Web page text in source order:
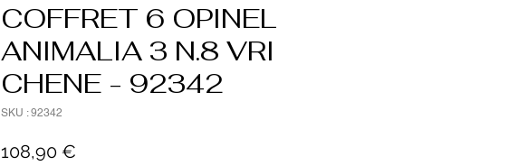
COFFRET 6 OPINEL
ANIMALIA 3 N.8 VRI
CHENE - 92342
SKU : 92342
108,90 €